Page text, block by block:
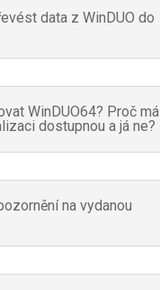
data z WinDUO do
WinDUO64? Proč má
dostupnou a já ne?
na vydanou